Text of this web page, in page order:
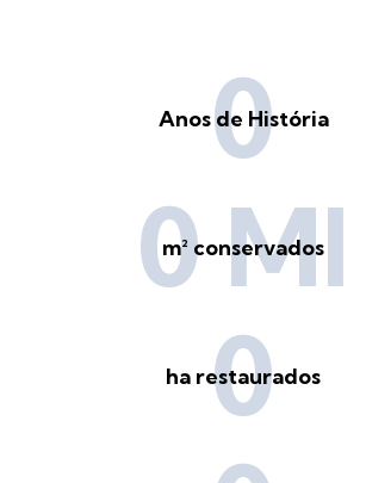
0
Anos de História
0 MI
m² conservados
0
ha restaurados